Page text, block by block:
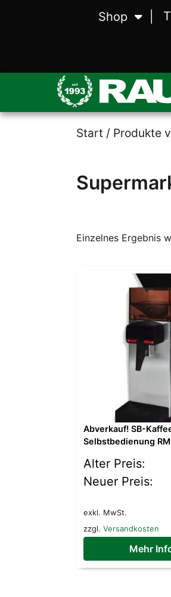
Shop
Start / Produkte
Einzelnes Ergebnis
Abverkauf! SB-
Selbstbedienung
Alter Preis:
Ursprünglicher
Preis
1.290,00 €
Neuer Preis:
Aktueller
Preis
990,00 €.
exkl. MwSt.
zzgl. Versandkosten
Mehr